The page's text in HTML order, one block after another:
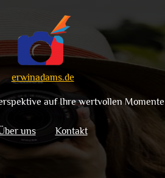
erwinadams.de
auf Ihre wertvollen Momente
uns Kontakt